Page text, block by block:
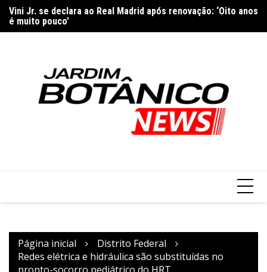
para
o
Vini Jr. se declara ao Real Madrid após renovação: ‘Oito anos
é muito pouco’
Página inicial
Distrito Federal
Redes elétrica e hidráulica são substituídas no